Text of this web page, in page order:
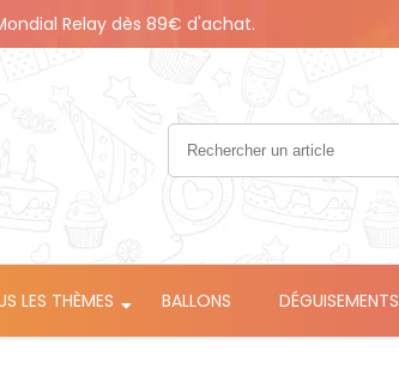
Relay dès 89€ d'achat.
LES THÈMES BALLONS DÉGUISEMENTS